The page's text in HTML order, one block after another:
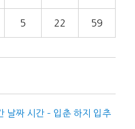
5 22 59
짜 시간 – 입춘 하지 입추